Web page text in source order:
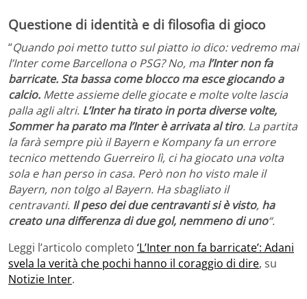
Questione di identità e di filosofia di gioco
“Quando poi metto tutto sul piatto io dico: vedremo mai
l’Inter come Barcellona o PSG? No, ma l’Inter non fa
barricate. Sta bassa come blocco ma esce giocando a
calcio. Mette assieme delle giocate e molte volte lascia
palla agli altri. L’Inter ha tirato in porta diverse volte,
Sommer ha parato ma l’Inter è arrivata al tiro. La partita
la farà sempre più il Bayern e Kompany fa un errore
tecnico mettendo Guerreiro lì, ci ha giocato una volta
sola e han perso in casa. Però non ho visto male il
Bayern, non tolgo al Bayern. Ha sbagliato il
centravanti. Il peso dei due centravanti si è visto, ha
creato una differenza di due gol, nemmeno di uno“.
Leggi l’articolo completo ‘L’Inter non fa barricate’: Adani
svela la verità che pochi hanno il coraggio di dire, su
Notizie Inter.